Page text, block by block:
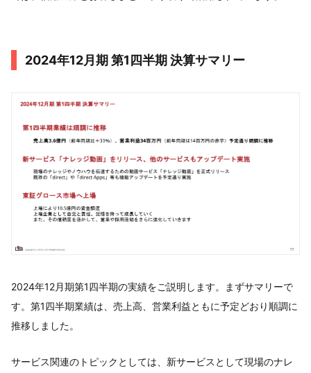
2024年12月期 第1四半期 決算サマリー
2024年12月期第1四半期の実績をご説明します。まずサマリーで
す。第1四半期業績は、売上高、営業利益ともに予定どおり順調に
推移しました。
サービス関連のトピックとしては、新サービスとして現場のナレ